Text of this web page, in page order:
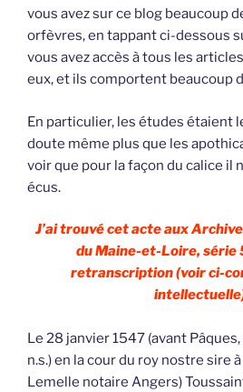
vous avez sur ce blog beaucoup
orfèvres, en tappant ci-dessous
vous avez accès à tous les
eux, et ils comportent beaucoup
En particulier, les études étaient
doute même plus que les
voir que pour la façon du calice il
écus.
J’ai trouvé cet acte aux
du Maine-et-Loire, série
retranscription (voir ci-
Le 28 janvier 1547 (avant
n.s.) en la cour du roy nostre sire
Lemelle notaire Angers)